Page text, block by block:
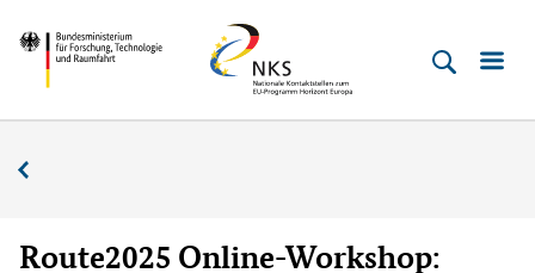
zum
Inhalt
(Eingabetaste)
zum
Hauptmenu
(Eingabetaste)
zur
Suche
(Eingabetaste)
zur
Fußleiste
(Enter)
Bundesministerium
Technologie
Raumfahrt
Horizont
Europa
Route2025 Online-Workshop: